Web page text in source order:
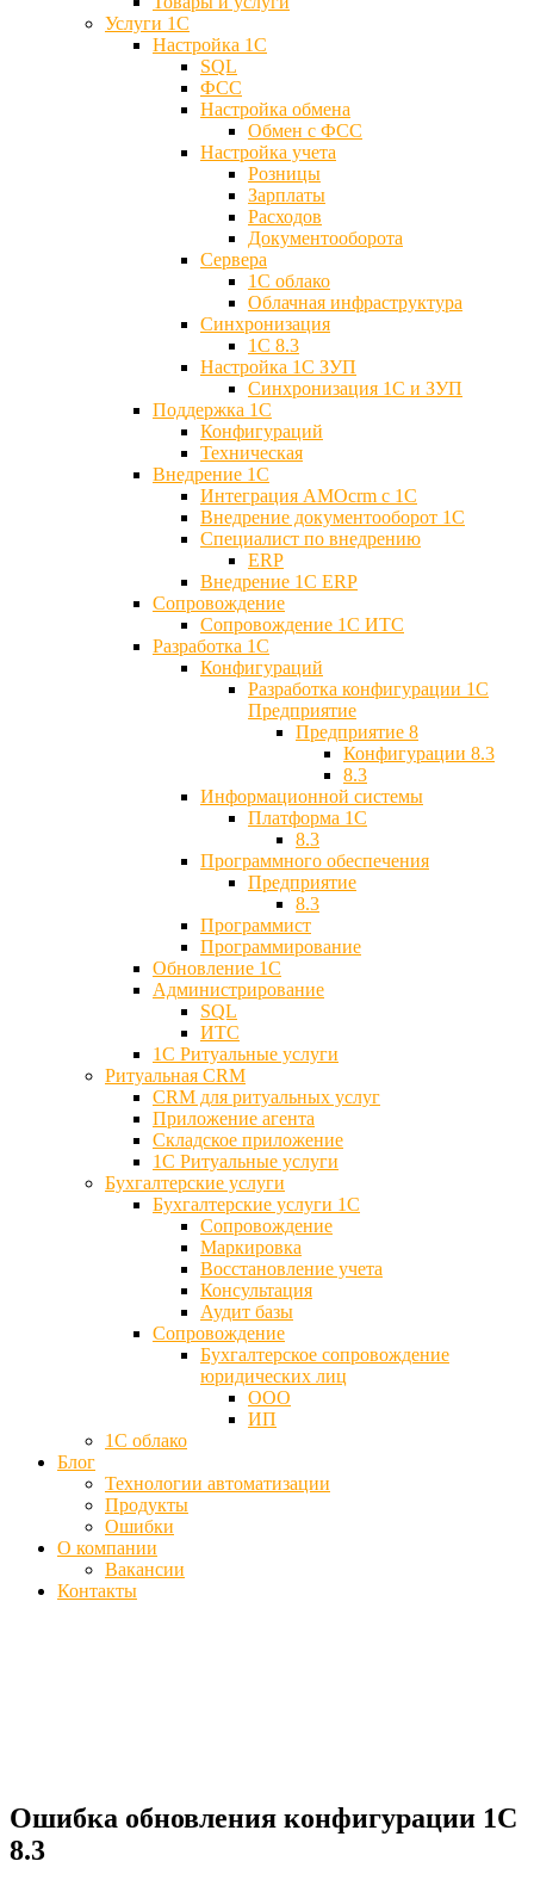
Услуги 1С
Настройка 1С
SQL
ФСС
Настройка обмена
Обмен с ФСС
Настройка учета
Розницы
Зарплаты
Расходов
Документооборота
Сервера
1С облако
Облачная инфраструктура
Синхронизация
1С 8.3
Настройка 1С ЗУП
Синхронизация 1С и ЗУП
Поддержка 1С
Конфигураций
Техническая
Внедрение 1С
Интеграция AMOcrm с 1C
Внедрение документооборот 1С
Специалист по внедрению
ERP
Внедрение 1С ERP
Cопровождение
Cопровождение 1С ИТС
Разработка 1C
Конфигураций
Разработка конфигурации 1С
Предприятие
Предприятие 8
Конфигурации 8.3
8.3
Информационной системы
Платформа 1С
8.3
Программного обеспечения
Предприятие
8.3
Программист
Программирование
Обновление 1С
Администрирование
SQL
ИТС
1С Ритуальные услуги
Ритуальная CRM
CRM для ритуальных услуг
Приложение агента
Складское приложение
1С Ритуальные услуги
Бухгалтерские услуги
Бухгалтерские услуги 1С
Сопровождение
Маркировка
Восстановление учета
Консультация
Аудит базы
Cопровождение
Бухгалтерское сопровождение
юридических лиц
ООО
ИП
1С облако
Блог
Технологии автоматизации
Продукты
Ошибки
О компании
Вакансии
Контакты
Ошибка обновления конфигурации 1С
8.3